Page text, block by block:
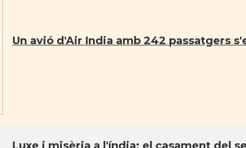
Un avió d'Air India amb 242 passatgers